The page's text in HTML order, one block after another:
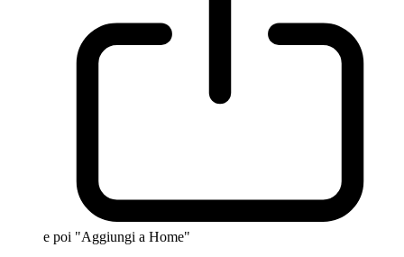
e poi "Aggiungi a Home"